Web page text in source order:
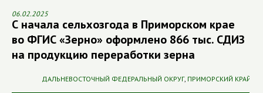
06.02.2025
С начала сельхозгода в Приморском крае
во ФГИС «Зерно» оформлено 866 тыс. СДИЗ
на продукцию переработки зерна
ДАЛЬНЕВОСТОЧНЫЙ ФЕДЕРАЛЬНЫЙ ОКРУГ, ПРИМОРСКИЙ КРАЙ